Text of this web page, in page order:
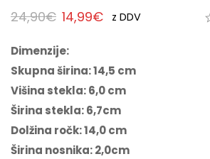
24,90€ 14,99€ z DDV
Dimenzije:
Skupna širina: 14,5 cm
Višina stekla: 6,0 cm
Širina stekla: 6,7cm
Dolžina ročk: 14,0 cm
Širina nosnika: 2,0cm